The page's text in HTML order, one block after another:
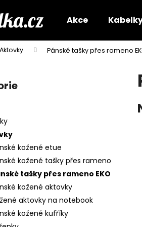
Akce
Aktovky Pánské tašky přes rameno
kožené etue
kožené tašky přes rameno
tašky přes rameno EKO
kožené aktovky
aktovky na notebook
kožené kufříky